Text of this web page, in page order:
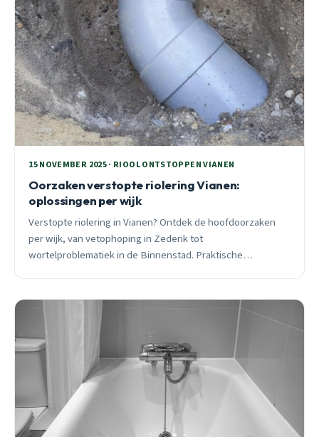
15 NOVEMBER 2025 · RIOOL ONTSTOPPEN VIANEN
Oorzaken verstopte riolering Vianen:
oplossingen per wijk
Verstopte riolering in Vianen? Ontdek de hoofdoorzaken
per wijk, van vetophoping in Zederik tot
wortelproblematiek in de Binnenstad. Praktische